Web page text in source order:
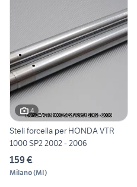
4
Steli forcella per HONDA VTR
1000 SP2 2002 - 2006
159 €
Milano(MI)